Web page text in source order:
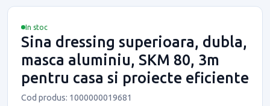
In stoc
Sina dressing superioara, dubla,
masca aluminiu, SKM 80, 3m
pentru casa si proiecte eficiente
Cod produs: 1000000019681